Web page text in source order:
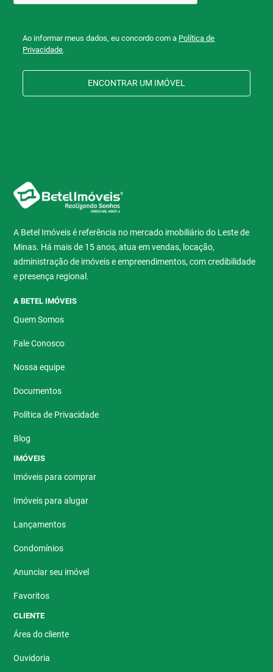
Ao informar meus dados, eu concordo com a Política de
Privacidade.
ENCONTRAR UM IMÓVEL
A Betel Imóveis é referência no mercado imobiliário do Leste de
Minas. Há mais de 15 anos, atua em vendas, locação,
administração de imóveis e empreendimentos, com credibilidade
e presença regional.
A BETEL IMÓVEIS
Quem Somos
Fale Conosco
Nossa equipe
Documentos
Política de Privacidade
Blog
IMÓVEIS
Imóveis para comprar
Imóveis para alugar
Lançamentos
Condomínios
Anunciar seu imóvel
Favoritos
CLIENTE
Área do cliente
Ouvidoria